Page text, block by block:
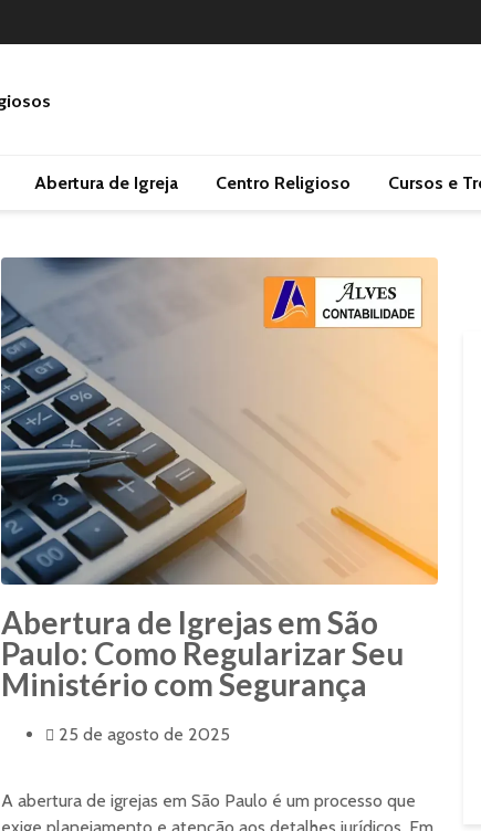
Abertura de Igreja Centro Religioso Cursos e
Abertura de Igrejas em São
Paulo: Como Regularizar Seu
Ministério com Segurança
25 de agosto de 2025
A abertura de igrejas em São Paulo é um processo que